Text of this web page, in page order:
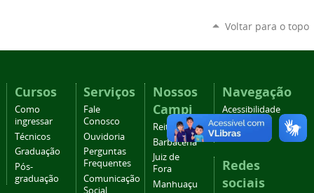
Voltar para o topo
Cursos
Como
ingressar
Técnicos
Graduação
Pós-
graduação
Serviços
Fale
Conosco
Ouvidoria
Perguntas
Frequentes
Comunicação
Social
Nossos
Campi
Reitoria
Barbacena
Juiz de
Fora
Manhuaçu
Navegação
Acessibilidade
Mapa do
site
Redes
sociais